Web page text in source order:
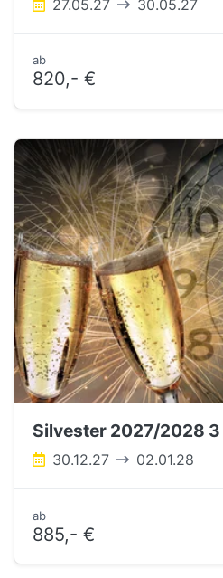
27.05.27 30.05.27
ab
820,- €
Silvester 2027/2028 3
30.12.27 02.01.28
ab
885,- €